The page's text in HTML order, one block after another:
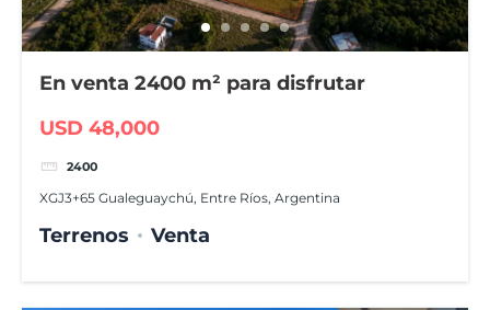
En venta 2400 m² para disfrutar
USD 48,000
2400
XGJ3+65 Gualeguaychú, Entre Ríos, Argentina
Terrenos Venta